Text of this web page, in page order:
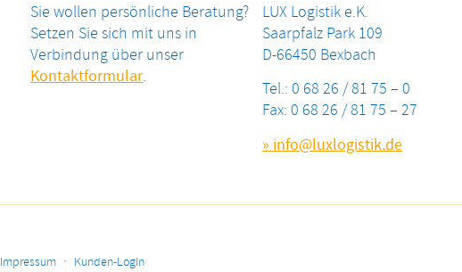
Sie wollen persönliche Beratung?
Setzen Sie sich mit uns in
Verbindung über unser
Kontaktformular.
LUX Logistik e.K.
Saarpfalz Park 109
D-66450 Bexbach
Tel.: 0 68 26 / 81 75 – 0
Fax: 0 68 26 / 81 75 – 27
» info@luxlogistik.de
Impressum · Kunden-LogIn